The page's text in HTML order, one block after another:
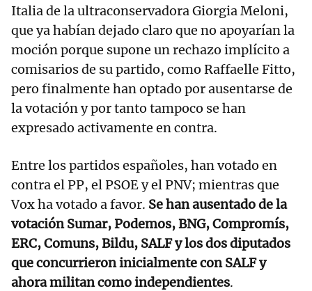
Italia de la ultraconservadora Giorgia Meloni,
que ya habían dejado claro que no apoyarían la
moción porque supone un rechazo implícito a
comisarios de su partido, como Raffaelle Fitto,
pero finalmente han optado por ausentarse de
la votación y por tanto tampoco se han
expresado activamente en contra.
Entre los partidos españoles, han votado en
contra el PP, el PSOE y el PNV; mientras que
Vox ha votado a favor. Se han ausentado de la
votación Sumar, Podemos, BNG, Compromís,
ERC, Comuns, Bildu, SALF y los dos diputados
que concurrieron inicialmente con SALF y
ahora militan como independientes.